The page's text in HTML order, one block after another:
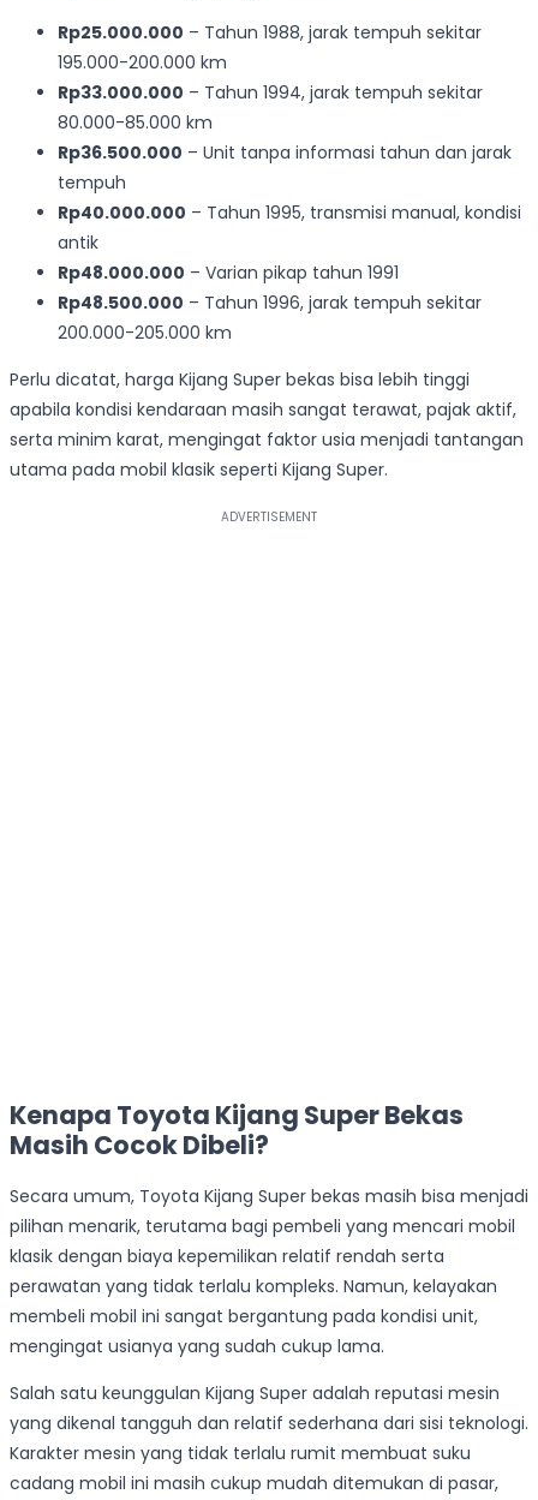
Rp25.000.000 – Tahun 1988, jarak tempuh sekitar
195.000-200.000 km
Rp33.000.000 – Tahun 1994, jarak tempuh sekitar
80.000-85.000 km
Rp36.500.000 – Unit tanpa informasi tahun dan jarak
tempuh
Rp40.000.000 – Tahun 1995, transmisi manual, kondisi
antik
Rp48.000.000 – Varian pikap tahun 1991
Rp48.500.000 – Tahun 1996, jarak tempuh sekitar
200.000-205.000 km
Perlu dicatat, harga Kijang Super bekas bisa lebih tinggi
apabila kondisi kendaraan masih sangat terawat, pajak aktif,
serta minim karat, mengingat faktor usia menjadi tantangan
utama pada mobil klasik seperti Kijang Super.
Kenapa Toyota Kijang Super Bekas
Masih Cocok Dibeli?
Secara umum, Toyota Kijang Super bekas masih bisa menjadi
pilihan menarik, terutama bagi pembeli yang mencari mobil
klasik dengan biaya kepemilikan relatif rendah serta
perawatan yang tidak terlalu kompleks. Namun, kelayakan
membeli mobil ini sangat bergantung pada kondisi unit,
mengingat usianya yang sudah cukup lama.
Salah satu keunggulan Kijang Super adalah reputasi mesin
yang dikenal tangguh dan relatif sederhana dari sisi teknologi.
Karakter mesin yang tidak terlalu rumit membuat suku
cadang mobil ini masih cukup mudah ditemukan di pasar,